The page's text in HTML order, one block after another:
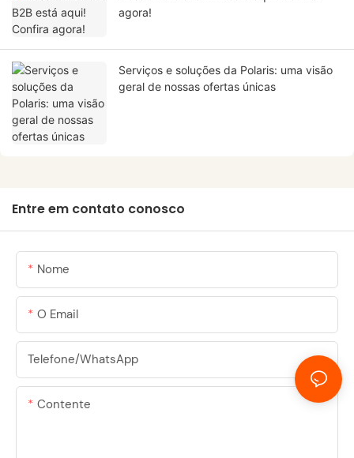
agora!
Serviços e soluções da Polaris: uma visão
geral de nossas ofertas únicas
Entre em contato conosco
Nome
O Email
Telefone/WhatsApp
Contente